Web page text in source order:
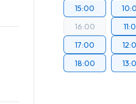
15:00
16:00
17:00
18:00